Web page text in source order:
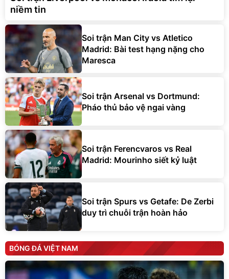
niềm tin
Soi trận Man City vs Atletico
Madrid: Bài test hạng nặng cho
Maresca
Soi trận Arsenal vs Dortmund:
Pháo thủ bảo vệ ngai vàng
Soi trận Ferencvaros vs Real
Madrid: Mourinho siết kỷ luật
Soi trận Spurs vs Getafe: De Zerbi
duy trì chuỗi trận hoàn hảo
BÓNG ĐÁ VIỆT NAM